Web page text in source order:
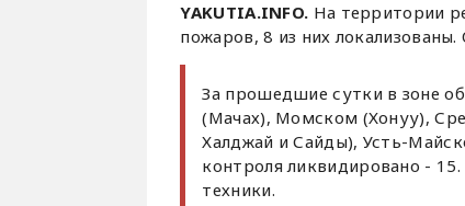
YAKUTIA.INFO. На территории
пожаров, 8 из них
За прошедшие сутки в зоне
(Мачах), Момском (Хонуу),
Халджай и Сайды), Усть-
контроля ликвидировано -
техники.